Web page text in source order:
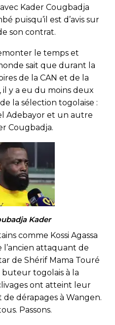
Kader Cougbadja
puisqu’il est d’avis sur
son contrat.
le temps et
sait que durant la
de la CAN et de la
y a eu du moins deux
la sélection togolaise :
Adebayor et un autre
Cougbadja.
Kader
comme Kossi Agassa
l’ancien attaquant de
de Shérif Mama Touré
togolais à la
ont atteint leur
dérapages à Wangen.
Passons.